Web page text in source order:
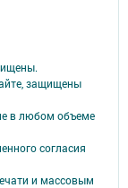
защищены
в любом объеме
согласия
и массовым